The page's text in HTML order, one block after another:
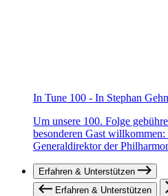
In Tune 100 - In Stephan
Um unsere 100. Folge
besonderen Gast willkommen:
Generaldirektor der
Erfahren & Unterstützen
Erfahren & Unterstützen